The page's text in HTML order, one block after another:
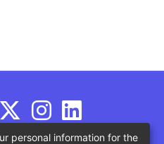
personal information for the